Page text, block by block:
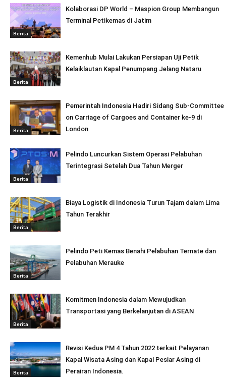
Berita
Kolaborasi DP World – Maspion Group Membangun
Terminal Petikemas di Jatim
Berita
Kemenhub Mulai Lakukan Persiapan Uji Petik
Kelaiklautan Kapal Penumpang Jelang Nataru
Berita
Pemerintah Indonesia Hadiri Sidang Sub-Committee
on Carriage of Cargoes and Container ke-9 di
London
Berita
Pelindo Luncurkan Sistem Operasi Pelabuhan
Terintegrasi Setelah Dua Tahun Merger
Berita
Biaya Logistik di Indonesia Turun Tajam dalam Lima
Tahun Terakhir
Berita
Pelindo Peti Kemas Benahi Pelabuhan Ternate dan
Pelabuhan Merauke
Berita
Komitmen Indonesia dalam Mewujudkan
Transportasi yang Berkelanjutan di ASEAN
Berita
Revisi Kedua PM 4 Tahun 2022 terkait Pelayanan
Kapal Wisata Asing dan Kapal Pesiar Asing di
Perairan Indonesia.